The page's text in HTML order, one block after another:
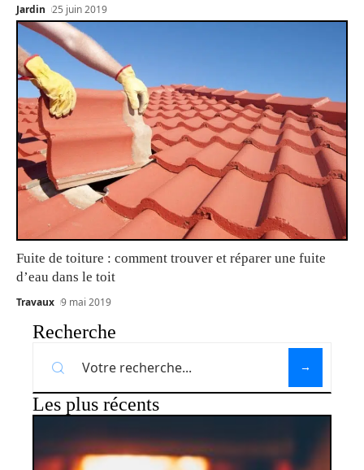
Jardin 25 juin 2019
Fuite de toiture : comment trouver et réparer une fuite
d’eau dans le toit
Travaux 9 mai 2019
Recherche
Les plus récents